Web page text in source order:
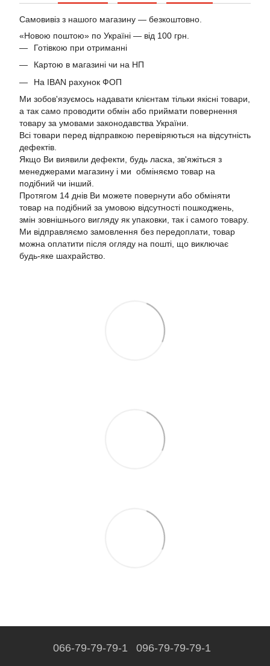
Самовивіз з нашого магазину — безкоштовно.
«Новою поштою» по Україні — від 100 грн.
Готівкою при отриманні
Картою в магазині чи на НП
На IBAN рахунок ФОП
Ми зобов'язуємось надавати клієнтам тільки якісні товари,
а так само проводити обмін або приймати повернення
товару за умовами законодавства України.
Всі товари перед відправкою перевіряються на відсутність
дефектів.
Якщо Ви виявили дефекти, будь ласка, зв'яжіться з
менеджерами магазину і ми обміняємо товар на
подібний чи інший.
Протягом 14 днів Ви можете повернути або обміняти
товар на подібний за умовою відсутності пошкоджень,
змін зовнішнього вигляду як упаковки, так і самого товару.
Ми відправляємо замовлення без передоплати, товар
можна оплатити після огляду на пошті, що виключає
будь-яке шахрайство.
066-79-79-79-1 096-79-79-79-1